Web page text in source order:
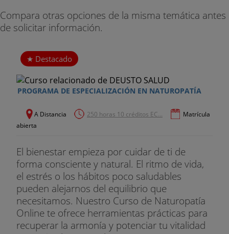
Tonometría de aplanación.
Compara otras opciones de la misma temática antes
de solicitar información.
Destacado
PROGRAMA DE ESPECIALIZACIÓN EN NATUROPATÍA
A Distancia 250 horas 10 créditos EC...
Matrícula
abierta
El bienestar empieza por cuidar de ti de
forma consciente y natural. El ritmo de vida,
el estrés o los hábitos poco saludables
pueden alejarnos del equilibrio que
necesitamos. Nuestro Curso de Naturopatía
Online te ofrece herramientas prácticas para
recuperar la armonía y potenciar tu vitalidad